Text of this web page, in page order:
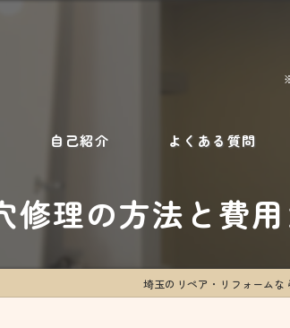
自己紹介 よくある質問
修理の方法と費
埼玉のリペア・リフォームな